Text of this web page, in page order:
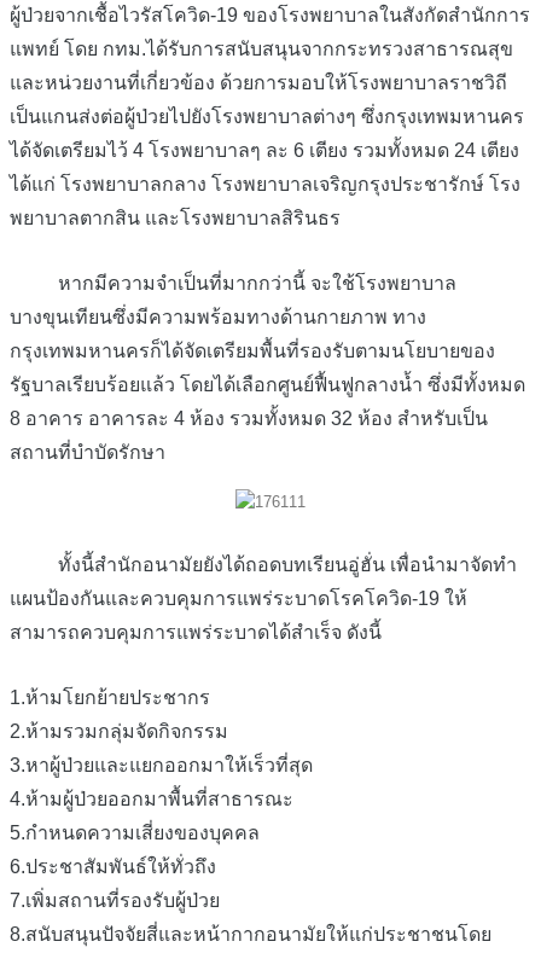
ผู้ป่วยจากเชื้อไวรัสโควิด-19 ของโรงพยาบาลในสังกัดสำนักการ
แพทย์ โดย กทม.ได้รับการสนับสนุนจากกระทรวงสาธารณสุข
และหน่วยงานที่เกี่ยวข้อง ด้วยการมอบให้โรงพยาบาลราชวิถี
เป็นแกนส่งต่อผู้ป่วยไปยังโรงพยาบาลต่างๆ ซึ่งกรุงเทพมหานคร
ได้จัดเตรียมไว้ 4 โรงพยาบาลๆ ละ 6 เตียง รวมทั้งหมด 24 เตียง
ได้แก่ โรงพยาบาลกลาง โรงพยาบาลเจริญกรุงประชารักษ์ โรง
พยาบาลตากสิน และโรงพยาบาลสิรินธร
หากมีความจำเป็นที่มากกว่านี้ จะใช้โรงพยาบาล
บางขุนเทียนซึ่งมีความพร้อมทางด้านกายภาพ ทาง
กรุงเทพมหานครก็ได้จัดเตรียมพื้นที่รองรับตามนโยบายของ
รัฐบาลเรียบร้อยแล้ว โดยได้เลือกศูนย์ฟื้นฟูกลางน้ำ ซึ่งมีทั้งหมด
8 อาคาร อาคารละ 4 ห้อง รวมทั้งหมด 32 ห้อง สำหรับเป็น
สถานที่บำบัดรักษา
ทั้งนี้สำนักอนามัยยังได้ถอดบทเรียนอู่ฮั่น เพื่อนำมาจัดทำ
แผนป้องกันและควบคุมการแพร่ระบาดโรคโควิด-19 ให้
สามารถควบคุมการแพร่ระบาดได้สำเร็จ ดังนี้
1.ห้ามโยกย้ายประชากร
2.ห้ามรวมกลุ่มจัดกิจกรรม
3.หาผู้ป่วยและแยกออกมาให้เร็วที่สุด
4.ห้ามผู้ป่วยออกมาพื้นที่สาธารณะ
5.กำหนดความเสี่ยงของบุคคล
6.ประชาสัมพันธ์ให้ทั่วถึง
7.เพิ่มสถานที่รองรับผู้ป่วย
8.สนับสนุนปัจจัยสี่และหน้ากากอนามัยให้แก่ประชาชนโดย